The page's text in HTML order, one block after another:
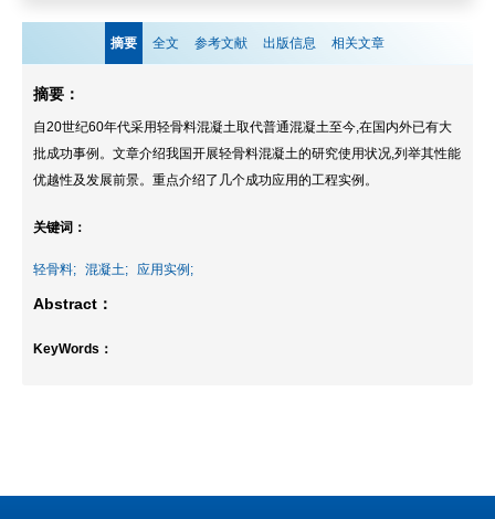
摘要 全文 参考文献 出版信息 相关文章
摘要：
自20世纪60年代采用轻骨料混凝土取代普通混凝土至今,在国内外已有大
批成功事例。文章介绍我国开展轻骨料混凝土的研究使用状况,列举其性能
优越性及发展前景。重点介绍了几个成功应用的工程实例。
关键词：
轻骨料; 混凝土; 应用实例;
Abstract：
KeyWords：